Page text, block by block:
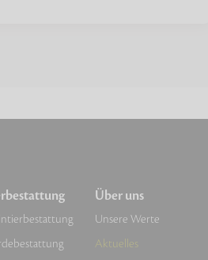
Über uns
Unsere Werte
Aktuelles